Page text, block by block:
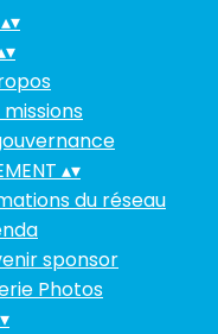
▴▾
▾
missions
▴▾
du réseau
sponsor
Photos
▾